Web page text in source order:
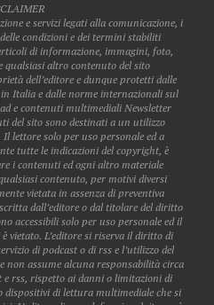
e servizi legati alla comunicazione, i
condizioni e dei termini stabiliti
di informazione, immagini, foto,
qualsiasi altro contenuto del sito
dell’editore e dunque protetti dalle
Italia e dalle norme internazionali sul
e contenuti multimediali Newsletter
del sito sono destinati a un utilizzo
lettore solo per uso personale ed a
tutte le indicazioni del copyright, è
i contenuti ed ogni altro materiale
contenuto, per motivi diversi
vietata in assenza di preventiva
dall’editore o dal titolare del diritto
accessibili solo per uso personale ed il
vietato. L’editore si riserva il diritto di
di podcast o di rss e l’utilizzo del
non assume alcuna responsabilità circa
e rss, rispetto ai danni o limitazioni di
di lettura multimediale che si